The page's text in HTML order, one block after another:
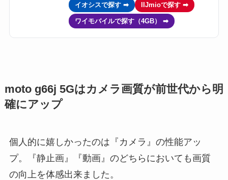
イオシスで探す ➡ IIJmioで探す ➡
ワイモバイルで探す（4GB） ➡
moto g66j 5Gはカメラ画質が前世代から明
確にアップ
個人的に嬉しかったのは『カメラ』の性能アッ
プ。『静止画』『動画』のどちらにおいても画質
の向上を体感出来ました。